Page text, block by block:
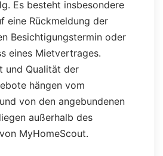
Es besteht insbesondere
eine Rückmeldung der
Besichtigungstermin oder
eines Mietvertrages.
und Qualität der
hängen vom
von den angebundenen
außerhalb des
MyHomeScout.